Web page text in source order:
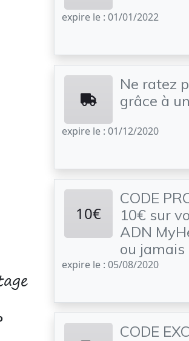
expire le : 01/01/2022
Ne ratez
grâce à
expire le : 01/12/2020
10€
CODE
10€ sur
ADN
ou jamais
expire le : 05/08/2020
CODE